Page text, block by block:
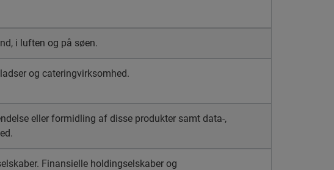
i luften og på søen.
og cateringvirksomhed.
eller formidling af disse produkter samt data-,
Finansielle holdingselskaber og